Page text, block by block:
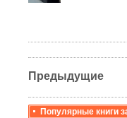
Предыдущие
Популярные книги